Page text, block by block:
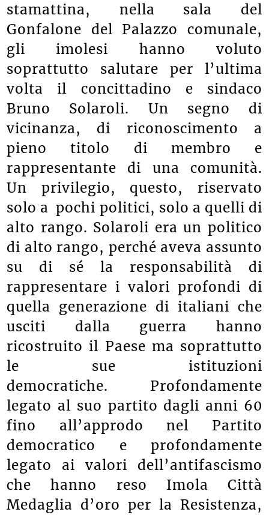
stamattina, nella sala del
Gonfalone del Palazzo comunale,
gli imolesi hanno voluto
soprattutto salutare per l’ultima
volta il concittadino e sindaco
Bruno Solaroli. Un segno di
vicinanza, di riconoscimento a
pieno titolo di membro e
rappresentante di una comunità.
Un privilegio, questo, riservato
solo a pochi politici, solo a quelli di
alto rango. Solaroli era un politico
di alto rango, perché aveva assunto
su di sé la responsabilità di
rappresentare i valori profondi di
quella generazione di italiani che
usciti dalla guerra hanno
ricostruito il Paese ma soprattutto
le sue istituzioni
democratiche. Profondamente
legato al suo partito dagli anni 60
fino all’approdo nel Partito
democratico e profondamente
legato ai valori dell’antifascismo
che hanno reso Imola Città
Medaglia d’oro per la Resistenza,